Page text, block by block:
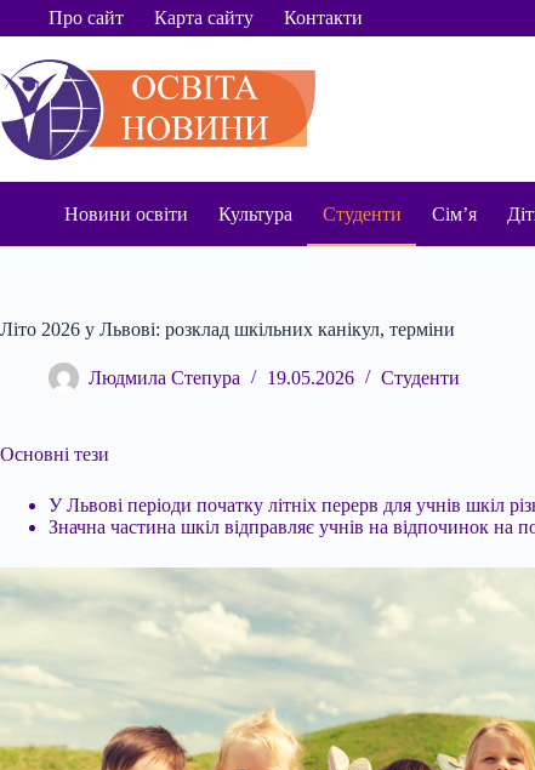
ПерейтиПро сайт Карта сайту Контакти
Новини освіти Культура Студенти Сім’я
Літо 2026 у Львові: розклад шкільних канікул, терміни
Людмила Степура 19.05.2026 Студенти
Основні тези
У Львові періоди початку літніх перерв для учнів шкіл
Значна частина шкіл відправляє учнів на відпочинок на